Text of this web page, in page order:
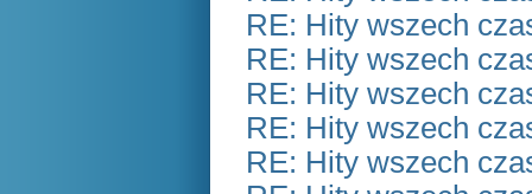
RE: Hity wszech
RE: Hity wszech
RE: Hity wszech
RE: Hity wszech
RE: Hity wszech